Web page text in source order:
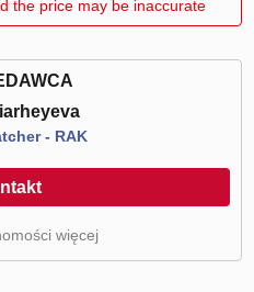
the price may be inaccurate
- RAK
więcej